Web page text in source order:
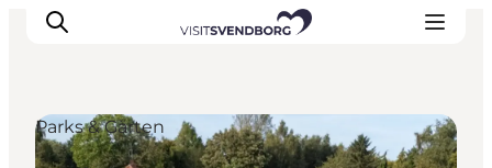
Parks & Gärten